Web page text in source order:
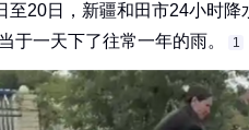
至20日，新疆和田市24小时
于一天下了往常一年的雨。‌‌
1